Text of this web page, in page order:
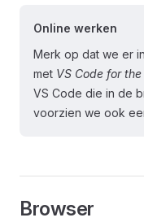
Online werken
Merk op dat we er
met VS Code for the
VS Code die in de
voorzien we ook
Browser